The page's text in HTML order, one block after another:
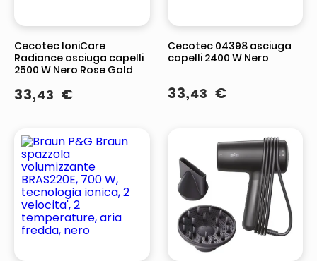
Cecotec IoniCare
Radiance asciuga capelli
2500 W Nero Rose Gold
33,43 €
Cecotec 04398 asciuga
capelli 2400 W Nero
33,43 €